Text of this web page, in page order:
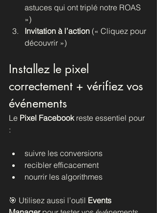
astuces qui ont triplé notre ROAS
»)
Invitation à l’action (« Cliquez pour
découvrir »)
Installez le pixel
correctement + vérifiez vos
événements
Le Pixel Facebook reste essentiel pour
:
suivre les conversions
recibler efficacement
nourrir les algorithmes
🎯 Utilisez aussi l’outil Events